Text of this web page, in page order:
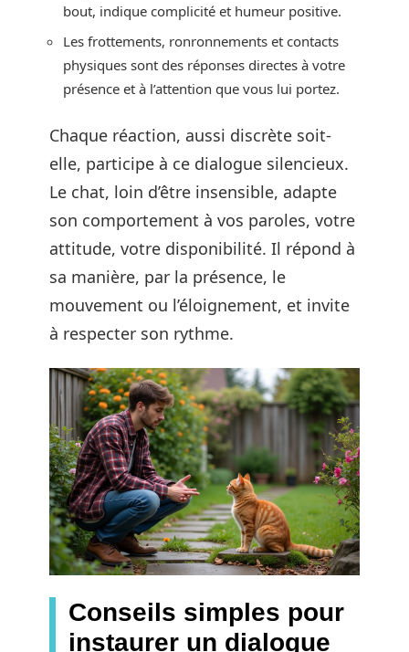
bout, indique complicité et humeur positive.
Les frottements, ronronnements et contacts
physiques sont des réponses directes à votre
présence et à l’attention que vous lui portez.
Chaque réaction, aussi discrète soit-
elle, participe à ce dialogue silencieux.
Le chat, loin d’être insensible, adapte
son comportement à vos paroles, votre
attitude, votre disponibilité. Il répond à
sa manière, par la présence, le
mouvement ou l’éloignement, et invite
à respecter son rythme.
Conseils simples pour
instaurer un dialogue